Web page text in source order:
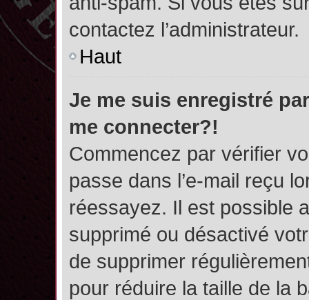
contactez l’administrateur.
Haut
Je me suis enregistré
me connecter?!
Commencez par vérifier
passe dans l’e-mail reçu
réessayez. Il est possible
supprimé ou désactivé
de supprimer
pour réduire la taille de la